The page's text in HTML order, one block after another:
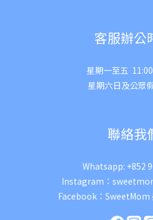
客服辦公
星期一至五
星期六日及公眾
聯絡我
Whatsapp: +852
Instagram：
Facebook： SweetMom